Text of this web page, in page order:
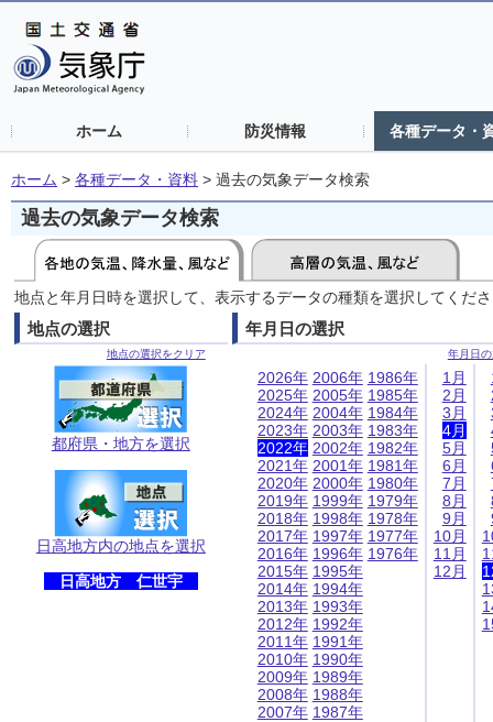
ホーム 防災情報 各種データ・
ホーム > 各種データ・資料 > 過去の気象データ検索
過去の気象データ検索
地点と年月日時を選択して、表示するデータの種類を選択してくだ
地点の選択
地点の選択をクリア
都府県・地方を選択
日高地方内の地点を選択
日高地方 仁世宇
年月日の選択
年月日
2026年
2025年
2024年
2023年
2022年
2021年
2020年
2019年
2018年
2017年
2016年
2015年
2014年
2013年
2012年
2011年
2010年
2009年
2008年
2007年
2006年
2005年
2004年
2003年
2002年
2001年
2000年
1999年
1998年
1997年
1996年
1995年
1994年
1993年
1992年
1991年
1990年
1989年
1988年
1987年
1986年
1985年
1984年
1983年
1982年
1981年
1980年
1979年
1978年
1977年
1976年
1月
2月
3月
4月
5月
6月
7月
8月
9月
10月
11月
12月